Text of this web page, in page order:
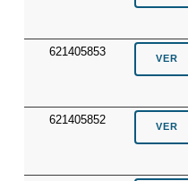
621405853
621405852